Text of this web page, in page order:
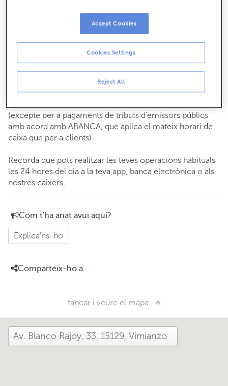
De dilluns a divendres de8:15 a 14:00.
cita prèviai t'atendrem el dia i hora que
Operacions amb efectiu
Clients: de dilluns a divendres de 8:15 a 11:00
Si no ets client, l'horari de caixa serà elsdimarts i dijous
(excepte per a pagaments de tributs d'emissors públics
amb acord amb ABANCA, que aplica el mateix horari de
caixa que per a clients).
Recorda que pots realitzar les teves operacions habituals
les 24 hores del dia a la teva app, banca electrònica o als
nostres caixers.
Com t'ha anat avui aquí?
Explica'ns-ho
Comparteix-ho a...
tancar i veure el mapa
Reject All
Cookies Settings
Accept Cookies